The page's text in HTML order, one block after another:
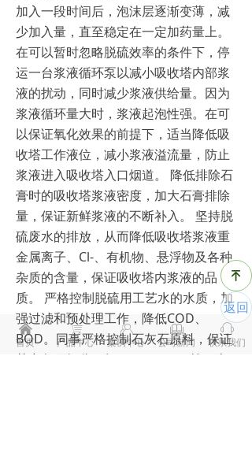
返回
加入一段时间后，泡沫层逐渐变薄，减
少加入量，直至稳定在一定加药量上。
在可以暂时忽略脱硫效率的条件下，停
运一台浆液循环泵以减小吸收塔内部浆
液的扰动，同时减少浆液供给量。因为
浆液循环量大时，浆液起泡性强。在可
以保证氧化效果的前提下，适当降低吸
收塔工作液位，减小浆液溢流量，防止
浆液进入吸收塔入口烟道。 降低排除石
膏时的吸收塔浆液密度，加大石膏排除
量，保证新鲜浆液的不断补入。 坚持脱
硫废水的排放，从而降低吸收塔浆液重
金属离子、Cl-、有机物、悬浮物及各种
杂质的含量，保证吸收塔内浆液的品
质。 严格控制脱硫用工艺水的水质，加
强过滤和预处理工作，降低COD、
BOD。同事严格控制石灰石原料，保证
其中各项组分（如 MgO、SiO2等）含
녠
낀
首页
ꁈ
产品中心
ꁘ
案例中心
ꁡ
公司新闻
ꁱ
联系我们